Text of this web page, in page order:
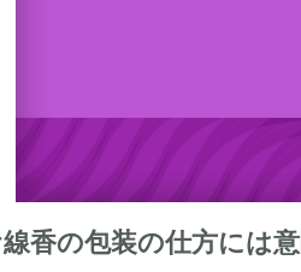
香の包装の仕方には